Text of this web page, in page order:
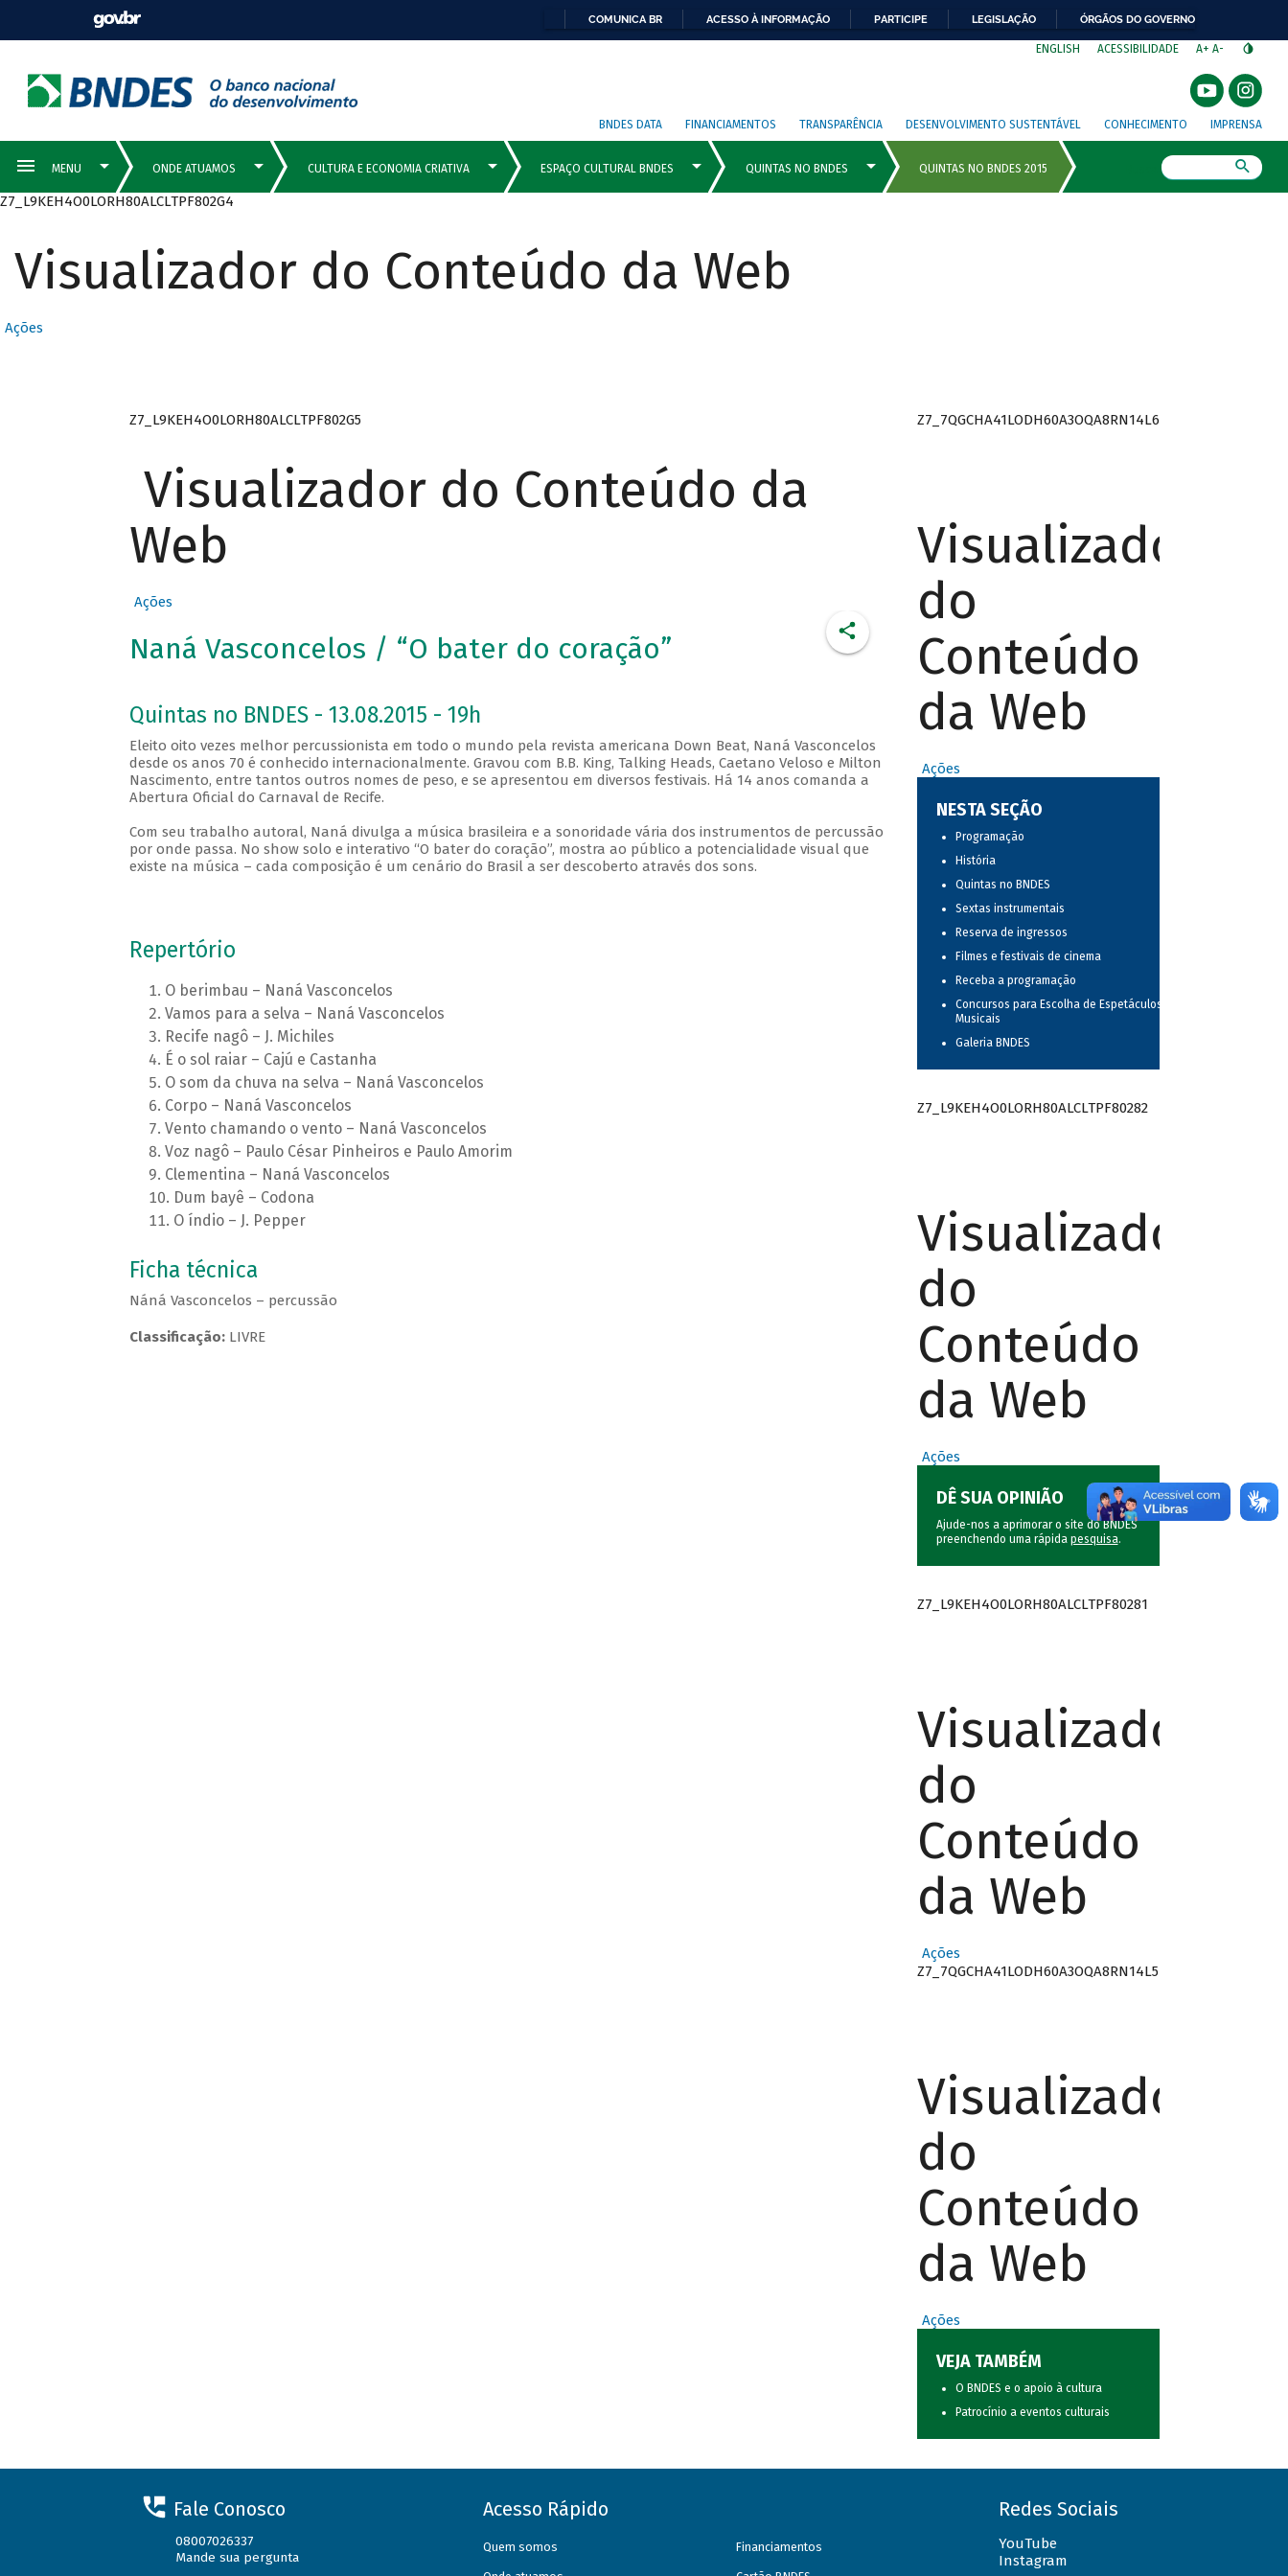
COMUNICA BR ACESSO À INFORMAÇÃO PARTICIPE LEGISLAÇÃO ÓRGÃOS DO GOVERNO
ENGLISH ACESSIBILIDADE A+ A-
BNDES DATA FINANCIAMENTOS TRANSPARÊNCIA DESENVOLVIMENTO SUSTENTÁVEL CONHECIMENTO IMPRENSA
Z7_L9KEH4O0LORH80ALCLTPF802G4
Visualizador do Conteúdo da Web
Ações
Z7_L9KEH4O0LORH80ALCLTPF802G5
Visualizador do Conteúdo da
Web
Ações
Naná Vasconcelos / “O bater do coração”
Quintas no BNDES - 13.08.2015 - 19h
Eleito oito vezes melhor percussionista em todo o mundo pela revista americana Down Beat, Naná Vasconcelos
desde os anos 70 é conhecido internacionalmente. Gravou com B.B. King, Talking Heads, Caetano Veloso e Milton
Nascimento, entre tantos outros nomes de peso, e se apresentou em diversos festivais. Há 14 anos comanda a
Abertura Oficial do Carnaval de Recife.
Com seu trabalho autoral, Naná divulga a música brasileira e a sonoridade vária dos instrumentos de percussão
por onde passa. No show solo e interativo “O bater do coração”, mostra ao público a potencialidade visual que
existe na música – cada composição é um cenário do Brasil a ser descoberto através dos sons.
Repertório
O berimbau – Naná Vasconcelos
Vamos para a selva – Naná Vasconcelos
Recife nagô – J. Michiles
É o sol raiar – Cajú e Castanha
O som da chuva na selva – Naná Vasconcelos
Corpo – Naná Vasconcelos
Vento chamando o vento – Naná Vasconcelos
Voz nagô – Paulo César Pinheiros e Paulo Amorim
Clementina – Naná Vasconcelos
Dum bayê – Codona
O índio – J. Pepper
Ficha técnica
Náná Vasconcelos – percussão
Classificação:LIVRE
Z7_7QGCHA41LODH60A3OQA8RN14L6
Visualizador
do
Conteúdo
da Web
Ações
NESTA SEÇÃO
Programação
História
Quintas no BNDES
Sextas instrumentais
Reserva de ingressos
Filmes e festivais de cinema
Receba a programação
Concursos para Escolha de Espetáculos
Musicais
Galeria BNDES
Z7_L9KEH4O0LORH80ALCLTPF80282
Visualizador
do
Conteúdo
da Web
Ações
DÊ SUA OPINIÃO
Ajude-nos a aprimorar o site do BNDES
preenchendo uma rápida pesquisa.
Z7_L9KEH4O0LORH80ALCLTPF80281
Visualizador
do
Conteúdo
da Web
Ações
Z7_7QGCHA41LODH60A3OQA8RN14L5
Visualizador
do
Conteúdo
da Web
Ações
VEJA TAMBÉM
O BNDES e o apoio à cultura
Patrocínio a eventos culturais
Fale Conosco
08007026337
Mande sua pergunta
Acesso Rápido
Quem somos Financiamentos
Redes Sociais
YouTube
Instagram